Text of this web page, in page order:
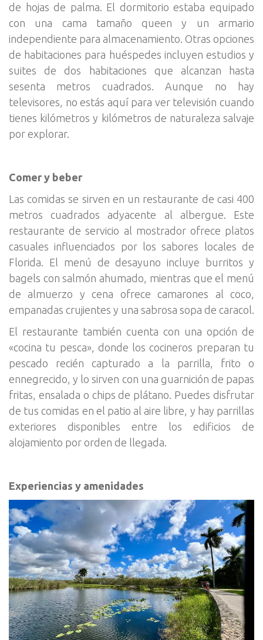
de hojas de palma. El dormitorio estaba equipado
con una cama tamaño queen y un armario
independiente para almacenamiento. Otras opciones
de habitaciones para huéspedes incluyen estudios y
suites de dos habitaciones que alcanzan hasta
sesenta metros cuadrados. Aunque no hay
televisores, no estás aquí para ver televisión cuando
tienes kilómetros y kilómetros de naturaleza salvaje
por explorar.
Comer y beber
Las comidas se sirven en un restaurante de casi 400
metros cuadrados adyacente al albergue. Este
restaurante de servicio al mostrador ofrece platos
casuales influenciados por los sabores locales de
Florida. El menú de desayuno incluye burritos y
bagels con salmón ahumado, mientras que el menú
de almuerzo y cena ofrece camarones al coco,
empanadas crujientes y una sabrosa sopa de caracol.
El restaurante también cuenta con una opción de
«cocina tu pesca», donde los cocineros preparan tu
pescado recién capturado a la parrilla, frito o
ennegrecido, y lo sirven con una guarnición de papas
fritas, ensalada o chips de plátano. Puedes disfrutar
de tus comidas en el patio al aire libre, y hay parrillas
exteriores disponibles entre los edificios de
alojamiento por orden de llegada.
Experiencias y amenidades